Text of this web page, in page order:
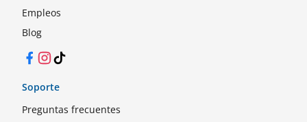
Empleos
Blog
Facebook
Instagram
TikTok
Soporte
Preguntas frecuentes